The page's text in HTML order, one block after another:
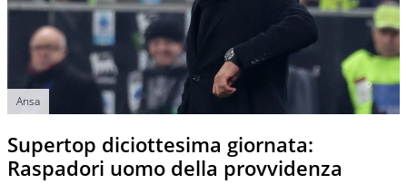
Ansa
Supertop diciottesima giornata:
Raspadori uomo della provvidenza